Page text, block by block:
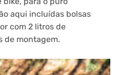
aqui incluídas bolsas
com 2 litros de
de montagem.